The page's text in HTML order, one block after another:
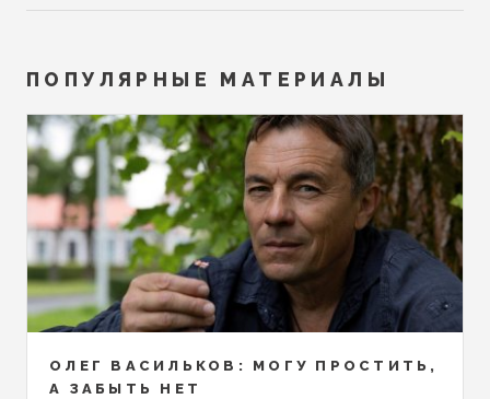
ПОПУЛЯРНЫЕ МАТЕРИАЛЫ
ОЛЕГ ВАСИЛЬКОВ: МОГУ ПРОСТИТЬ,
А ЗАБЫТЬ НЕТ